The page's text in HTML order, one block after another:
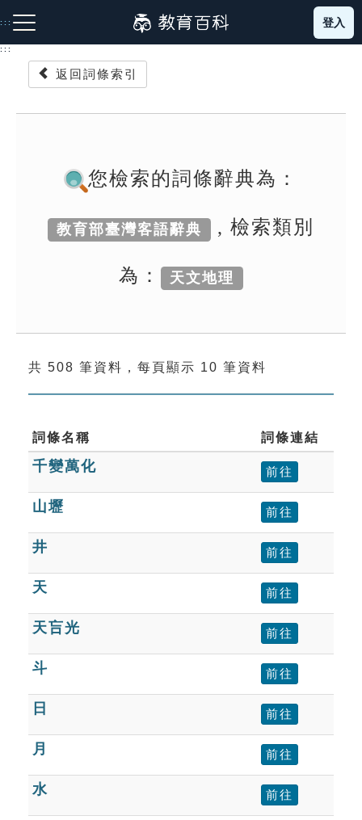
到
主
:::
成語故事
索引選單
單字索引
生命大百科索引
遊戲專區
教學應用
貓頭鷹博士
登入
:::
返回詞條索引
您檢索的詞條辭典為：
教育部臺灣客語辭典 , 檢索類別
為： 天文地理
共 508 筆資料，每頁顯示 10 筆資料
詞條名稱 詞條連結
千變萬化 前往
山壢 前往
井 前往
天 前往
天吂光 前往
斗 前往
日 前往
月 前往
水 前往